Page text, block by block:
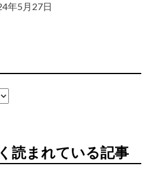
年5月27日
読まれている記事